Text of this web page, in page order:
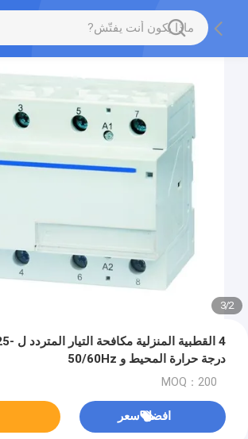
2
/
3
درجة حرارة المحيط و 50/60Hz
MOQ：200
افضل سعر